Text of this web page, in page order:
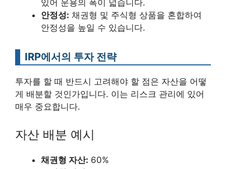
있어 운용의 폭이 넓습니다.
안정성: 채권형 및 주식형 상품을 혼합하여
안정성을 높일 수 있습니다.
IRP에서의 투자 전략
투자를 할 때 반드시 고려해야 할 점은 자산을 어떻
게 배분할 것인가입니다. 이는 리스크 관리에 있어
매우 중요합니다.
자산 배분 예시
채권형 자산: 60%